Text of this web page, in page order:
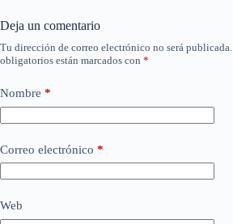
Deja un comentario
Tu dirección de correo electrónico no será publicada.
obligatorios están marcados con *
Nombre *
Correo electrónico *
Web